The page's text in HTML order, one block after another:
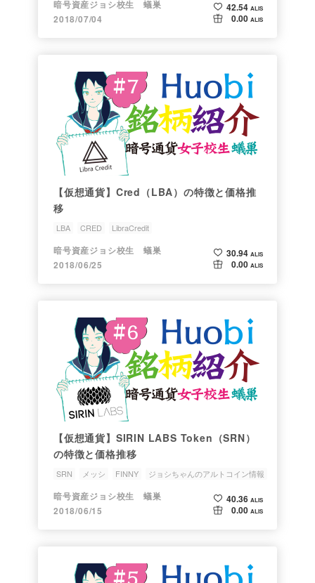
暗号資産ジョシ校生 蟻巣
2018/07/04
42.54 ALIS
0.00 ALIS
【仮想通貨】Cred（LBA）の特徴と価格推
移
LBA CRED
LibraCredit
ジョシちゃんのアルトコイン情報
暗号資産ジョシ校生 蟻巣
2018/06/25
30.94 ALIS
0.00 ALIS
【仮想通貨】SIRIN LABS Token（SRN）
の特徴と価格推移
SRN メッシ FINNY
ジョシちゃんのアルトコイン情報
スマホ
暗号資産ジョシ校生 蟻巣
2018/06/15
40.36 ALIS
0.00 ALIS